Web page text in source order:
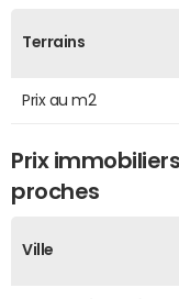
Terrains
Prix au m2
Prix
proches
Ville